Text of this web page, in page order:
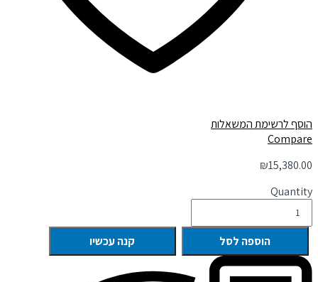
הוסף לרשימת המשאלות
Compare
₪15,380.00
Quantity
הוספה לסל קנה עכשיו